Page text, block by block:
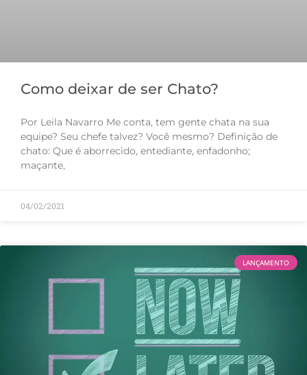
Como deixar de ser Chato?
Por Leila Navarro Me conta, tem gente chata na sua
equipe? Seu chefe talvez? Você mesmo? Definição de
chato: Que é aborrecido, entediante, enfadonho;
maçante,
04/02/2021
LANÇAMENTO